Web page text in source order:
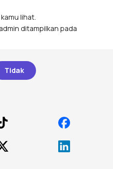
lihat.
ditampilkan pada